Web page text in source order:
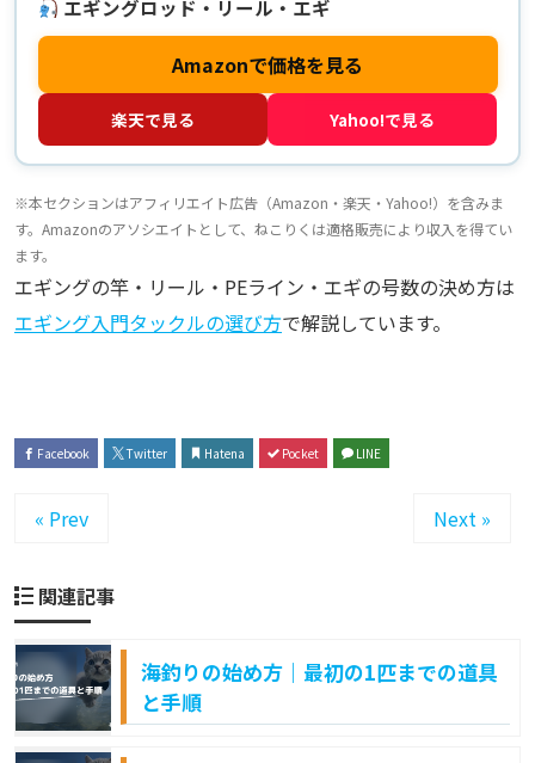
エギングロッド・リール・エギ
Amazonで価格を見る
楽天で見る Yahoo!で見る
※本セクションはアフィリエイト広告（Amazon・楽天・Yahoo!）を含みま
す。Amazonのアソシエイトとして、ねこりくは適格販売により収入を得てい
ます。
エギングの竿・リール・PEライン・エギの号数の決め方は
エギング入門タックルの選び方で解説しています。
Facebook Twitter Hatena Pocket LINE
« Prev Next »
関連記事
海釣りの始め方｜最初の1匹までの道具
と手順